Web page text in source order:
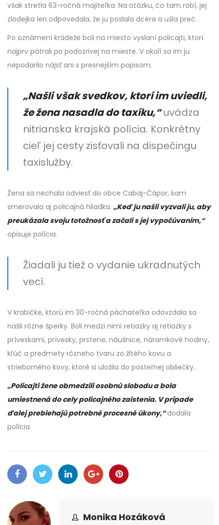
však stretla 63-ročná majiteľka. Na otázku, čo tam robí, jej
zlodejka len odpovedala, že ju poslala dcéra a ušla preč.
Po oznámení krádeže boli na miesto vyslaní policajti, ktorí
najprv pátrali po podozrivej na mieste. V okolí sa im ju
nepodarilo nájsť ani s presnejším popisom.
„Našli však svedkov, ktorí im uviedli,
že žena nasadla do taxíku,“uvádza
nitrianska krajská polícia. Konkrétny
cieľ jej cesty zisťovali na dispečingu
taxislužby.
Žena sa nechala odviesť do obce Cabaj-Čápor, kam
smerovala aj policajná hliadka. „Keď ju našli vyzvali ju, aby
preukázala svoju totožnosť a začali s jej vypočúvaním,“
opisuje polícia.
Žiadali ju tiež o vydanie ukradnutých
vecí.
V krabičke, ktorú im 30-ročná páchateľka odovzdala sa
našli rôzne šperky. Boli medzi nimi retiazky aj retiazky s
príveskami, prívesky, prstene, náušnice, náramkové hodiny,
kľúč a predmety rôzneho tvaru zo žltého kovu a
strieborného kovy, ktoré si uložila do posteľnej obliečky.
„Policajti žene obmedzili osobnú slobodu a bola
umiestnená do cely policajného zaistenia. V prípade
ďalej prebiehajú potrebné procesné úkony,“dodala
polícia.
Monika Hozáková